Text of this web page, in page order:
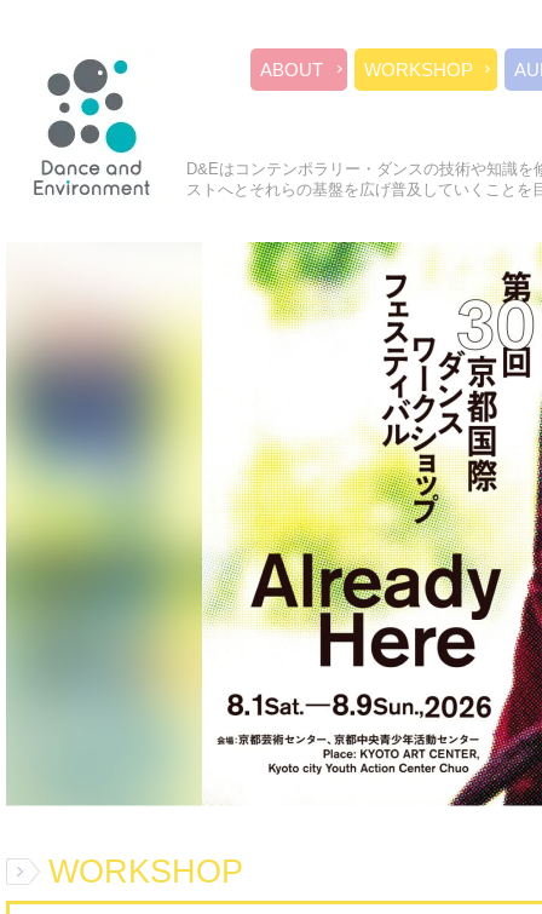
ABOUT WORKSHOP
D&Eはコンテンポラリー・ダンスの技術や知識
ストへとそれらの基盤を広げ普及していくことを
WORKSHOP